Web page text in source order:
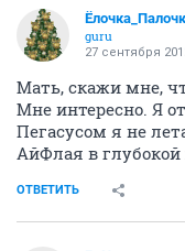
guru
27 сентября
Мать, скажи мне,
Мне интересно. Я
Пегасусом я не
АйФлая в глубокой
ОТВЕТИТЬ